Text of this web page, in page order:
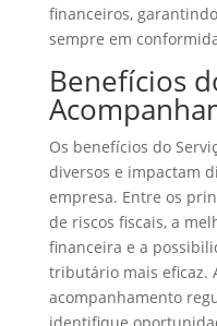
financeiros,
sempre em
Benefícios
Os benefícios do
diversos e impactam
empresa. Entre os
de riscos fiscais, a
financeira e a
tributário mais eficaz.
acompanhamento